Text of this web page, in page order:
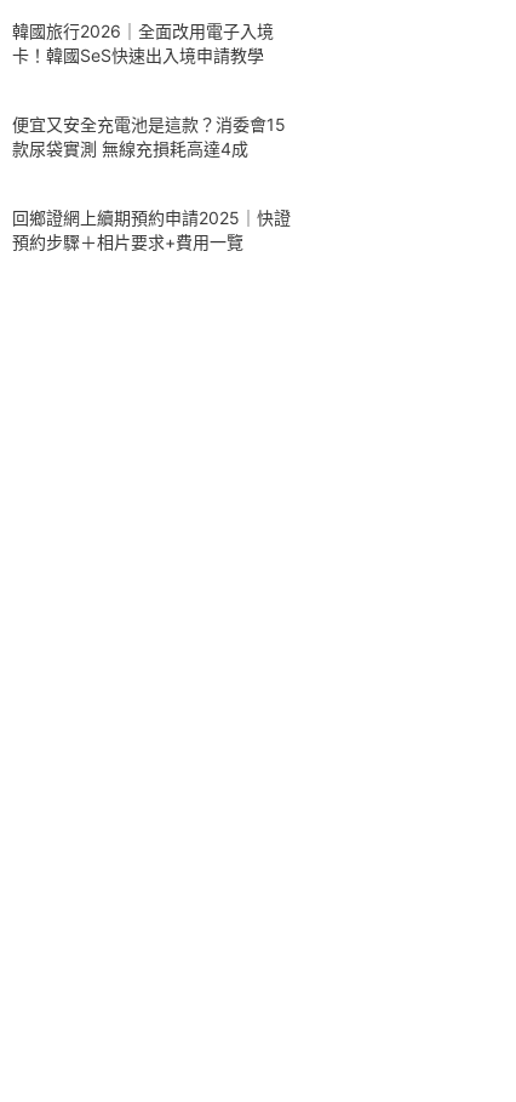
韓國旅行2026｜全面改用電子入境
卡！韓國SeS快速出入境申請教學
便宜又安全充電池是這款？消委會15
款尿袋實測 無線充損耗高達4成
回鄉證網上續期預約申請2025｜快證
預約步驟＋相片要求+費用一覽